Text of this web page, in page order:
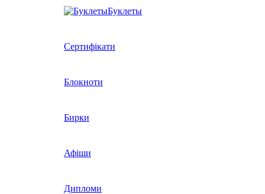
Буклеты
Сертифікати
Блокноти
Бирки
Афіши
Дипломи